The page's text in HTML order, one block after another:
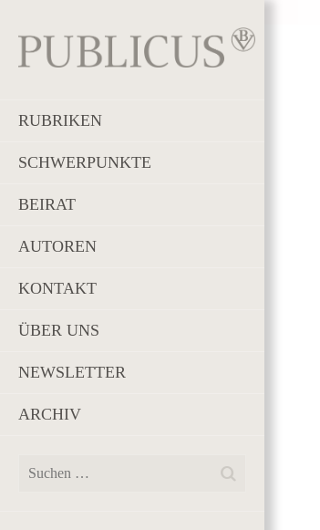
RUBRIKEN
SCHWERPUNKTE
BEIRAT
AUTOREN
KONTAKT
ÜBER UNS
NEWSLETTER
ARCHIV